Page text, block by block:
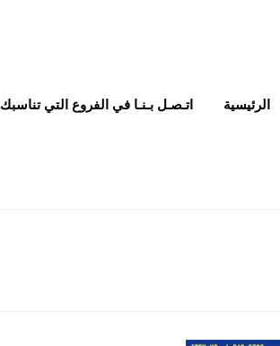
الرئيسية اتـصـل بـنـا في الفروع التي تناسبك